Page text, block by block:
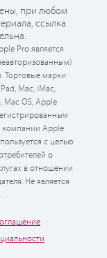
при любом
ссылка
Pro является
Торговые марки
Mac, iMac,
Mac OS, Apple
компании Apple
с целью
о
в отношении
Не является